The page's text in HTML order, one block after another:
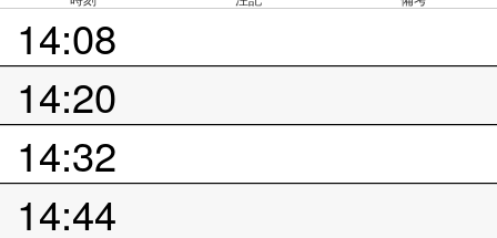
14:08
14:20
14:32
14:44